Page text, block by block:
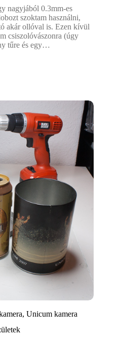
nagyjából 0.3mm-es
szoktam használni,
akár ollóval is. Ezen kívül
csiszolóvászonra (úgy
tűre és egy…
, Unicum kamera